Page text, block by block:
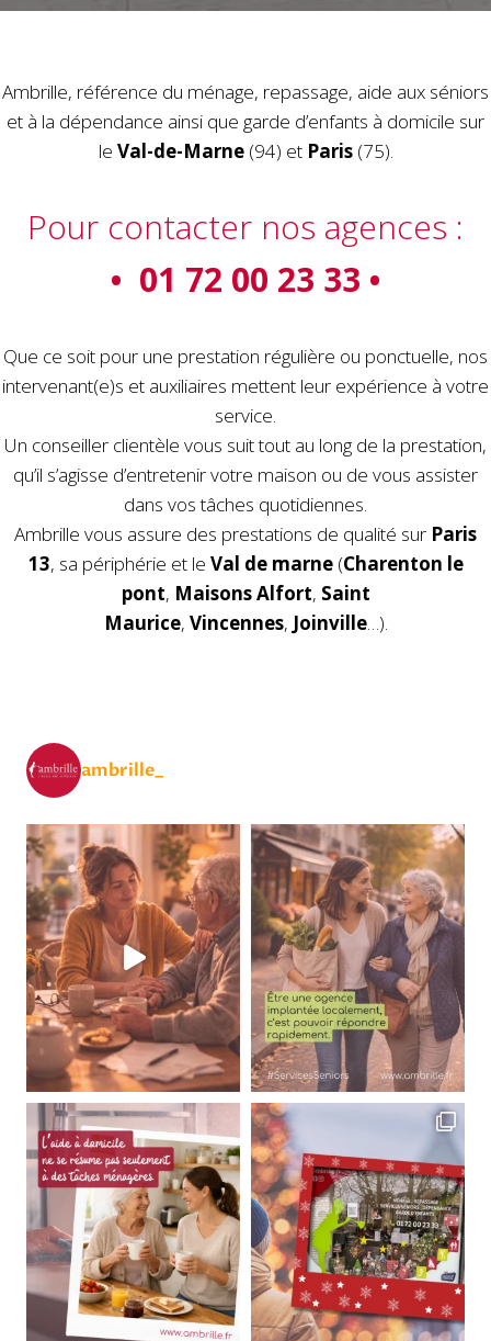
Ambrille, référence du ménage, repassage, aide aux séniors
et à la dépendance ainsi que garde d’enfants à domicile sur
le Val-de-Marne(94) et Paris(75).
Pour contacter nos agences :
• 01 72 00 23 33 •
Que ce soit pour une prestation régulière ou ponctuelle, nos
intervenant(e)s et auxiliaires mettent leur expérience à votre
service.
Un conseiller clientèle vous suit tout au long de la prestation,
qu’il s’agisse d’entretenir votre maison ou de vous assister
dans vos tâches quotidiennes.
Ambrille vous assure des prestations de qualité sur Paris
13, sa périphérie et le Val de marne(Charenton le
pont, Maisons Alfort, Saint
Maurice, Vincennes, Joinville…).
ambrille_